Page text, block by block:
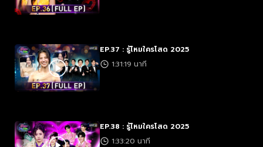
EP.37 : รู้ไหมใครโสด 2025
1:31:19 นาที
EP.38 : รู้ไหมใครโสด 2025
1:33:20 นาที